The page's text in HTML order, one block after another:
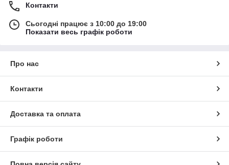
Контакти
Сьогодні працює з 10:00 до 19:00
Показати весь графік роботи
Про нас
Контакти
Доставка та оплата
Графік роботи